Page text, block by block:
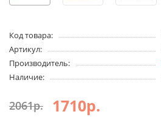
Код товара:
Артикул:
Производитель:
Наличие:
2061р. 1710р.